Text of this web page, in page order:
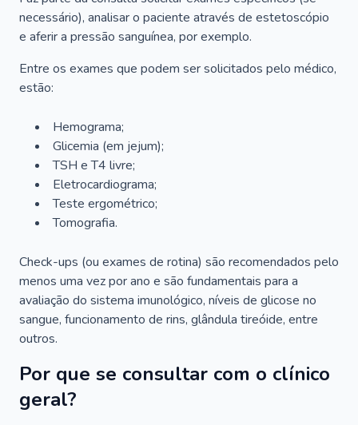
necessário), analisar o paciente através de estetoscópio
e aferir a pressão sanguínea, por exemplo.
Entre os exames que podem ser solicitados pelo médico,
estão:
Hemograma;
Glicemia (em jejum);
TSH e T4 livre;
Eletrocardiograma;
Teste ergométrico;
Tomografia.
Check-ups (ou exames de rotina) são recomendados pelo
menos uma vez por ano e são fundamentais para a
avaliação do sistema imunológico, níveis de glicose no
sangue, funcionamento de rins, glândula tireóide, entre
outros.
Por que se consultar com o clínico
geral?